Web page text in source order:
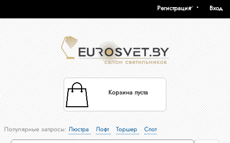
Вход
Регистрация
Корзина пуста
Популярные запросы:Люстра Лофт Торшер Спот